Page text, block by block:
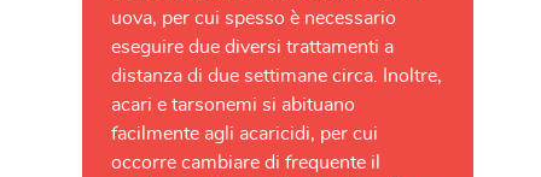
uova, per cui spesso è necessario
eseguire due diversi trattamenti a
distanza di due settimane circa. Inoltre,
acari e tarsonemi si abituano
facilmente agli acaricidi, per cui
occorre cambiare di frequente il